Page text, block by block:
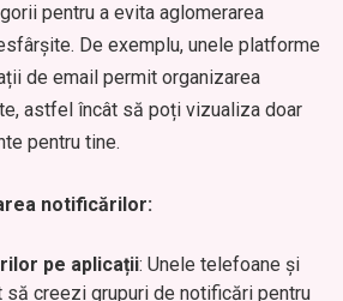
pentru a evita aglomerarea
De exemplu, unele platforme
de email permit organizarea
astfel încât să poți vizualiza doar
pentru tine.
notificărilor:
pe aplicații: Unele telefoane și
creezi grupuri de notificări pentru